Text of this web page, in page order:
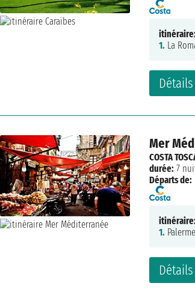
Détails
itinéraire:
1. La
Mer
Détails
COSTA
durée: 7
Départs de:
itinéraire:
1.